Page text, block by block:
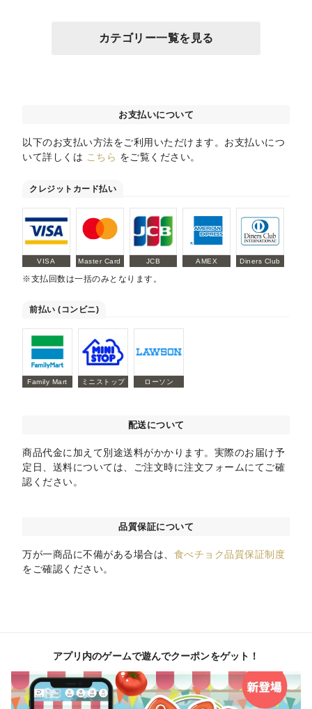
カテゴリー一覧を見る
お支払いについて
以下のお支払い方法をご利用いただけます。お支払いにつ
いて詳しくは こちら をご覧ください。
クレジットカード払い
VISA Master Card JCB AMEX Diners Club
※支払回数は一括のみとなります。
前払い (コンビニ)
Family Mart ミニストップ ローソン
配送について
商品代金に加えて別途送料がかかります。実際のお届け予
定日、送料については、ご注文時に注文フォームにてご確
認ください。
品質保証について
万が一商品に不備がある場合は、 食べチョク品質保証制度
をご確認ください。
アプリ内のゲームで遊んでクーポンをゲット！